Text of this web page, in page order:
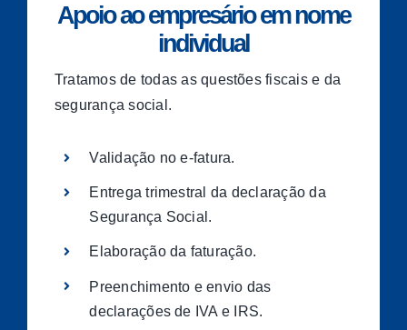
Apoio ao empresário em nome
individual
Tratamos de todas as questões fiscais e da
segurança social.
Validação no e-fatura.
Entrega trimestral da declaração da
Segurança Social.
Elaboração da faturação.
Preenchimento e envio das
declarações de IVA e IRS.